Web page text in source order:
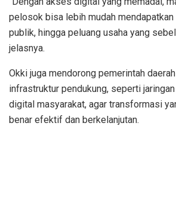
pelosok bisa lebih mudah
publik, hingga peluang usaha yang
jelasnya.
Okki juga mendorong pemerintah
infrastruktur pendukung, seperti
digital masyarakat, agar transformasi
benar efektif dan berkelanjutan.